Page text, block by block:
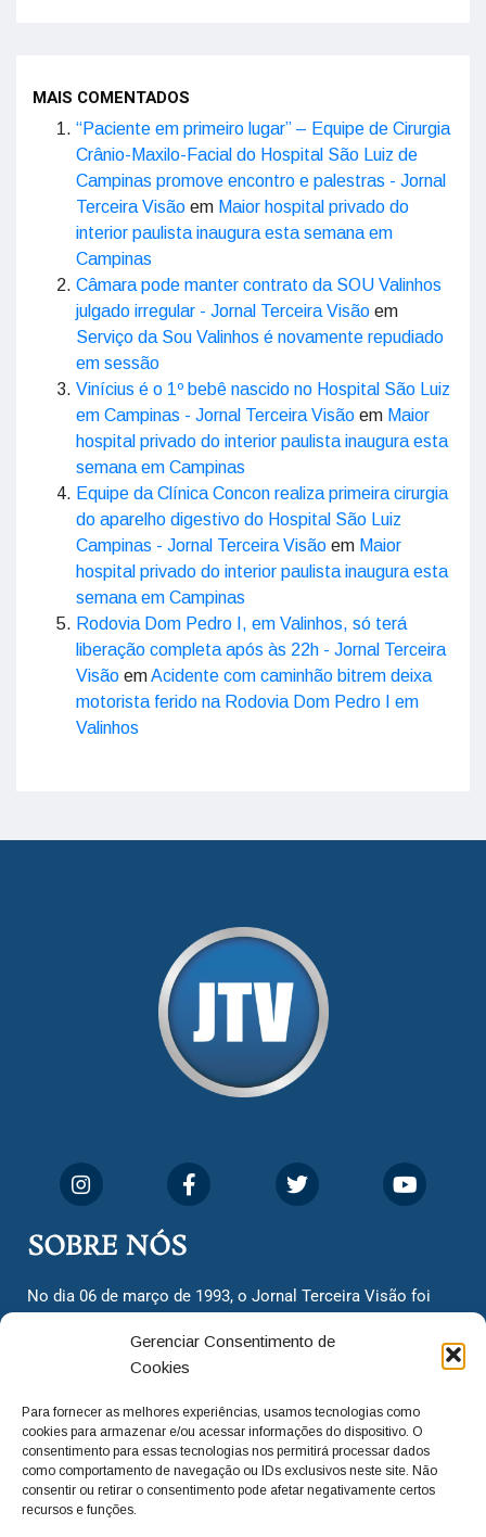
Gerenciar Consentimento de
Cookies
Para fornecer as melhores experiências, usamos tecnologias como
cookies para armazenar e/ou acessar informações do dispositivo. O
consentimento para essas tecnologias nos permitirá processar dados
como comportamento de navegação ou IDs exclusivos neste site. Não
consentir ou retirar o consentimento pode afetar negativamente certos
recursos e funções.
MAIS COMENTADOS
“Paciente em primeiro lugar” – Equipe de Cirurgia
Crânio-Maxilo-Facial do Hospital São Luiz de
Campinas promove encontro e palestras - Jornal
Terceira Visão em Maior hospital privado do
interior paulista inaugura esta semana em
Campinas
Câmara pode manter contrato da SOU Valinhos
julgado irregular - Jornal Terceira Visão em
Serviço da Sou Valinhos é novamente repudiado
em sessão
Vinícius é o 1º bebê nascido no Hospital São Luiz
em Campinas - Jornal Terceira Visão em Maior
hospital privado do interior paulista inaugura esta
semana em Campinas
Equipe da Clínica Concon realiza primeira cirurgia
do aparelho digestivo do Hospital São Luiz
Campinas - Jornal Terceira Visão em Maior
hospital privado do interior paulista inaugura esta
semana em Campinas
Rodovia Dom Pedro I, em Valinhos, só terá
liberação completa após às 22h - Jornal Terceira
Visão emAcidente com caminhão bitrem deixa
motorista ferido na Rodovia Dom Pedro I em
Valinhos
SOBRE NÓS
No dia 06 de março de 1993, o Jornal Terceira Visão foi
cidadãos valinhenses, já que naquela época só existiam
dois jornais. Há mais de 30 anos, o jornal continua
com o foco de trazer as melhores notícias. Nunca
deixamos de lado as necessidades do cidadão, sempre
questionando os órgãos públicos em busca de melhorias
para a cidade e sempre cobrando resoluções para casos